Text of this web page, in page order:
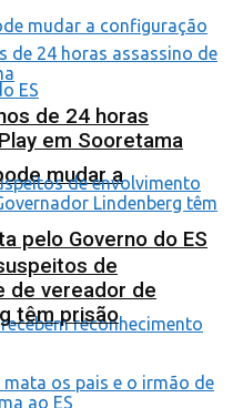
mudar a
pelo Governo do ES
de 24 horas
em Sooretama
de
de vereador de
têm prisão